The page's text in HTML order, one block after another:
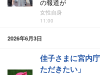
の報道が
女性自身
11:00
2026年6月3日
佳子さまに宮内
ただきたい」